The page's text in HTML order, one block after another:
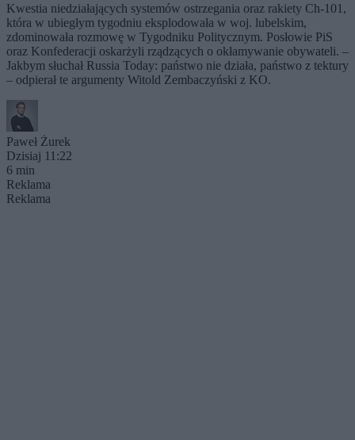
Kwestia niedziałających systemów ostrzegania oraz rakiety Ch-101,
która w ubiegłym tygodniu eksplodowała w woj. lubelskim,
zdominowała rozmowę w Tygodniku Politycznym. Posłowie PiS
oraz Konfederacji oskarżyli rządzących o okłamywanie obywateli. –
Jakbym słuchał Russia Today: państwo nie działa, państwo z tektury
– odpierał te argumenty Witold Zembaczyński z KO.
Paweł Żurek
Dzisiaj 11:22
6 min
Reklama
Reklama